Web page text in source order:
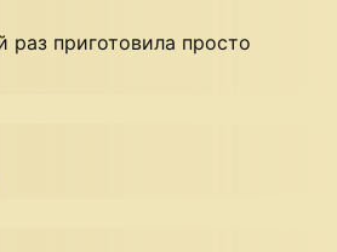
раз приготовила просто